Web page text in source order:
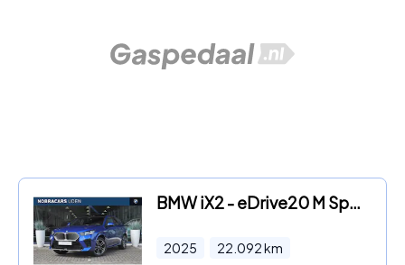
BMW iX2 - eDrive20 M Sport / Panoramadak / Sportstoelen / Parking Assi
2025 22.092km